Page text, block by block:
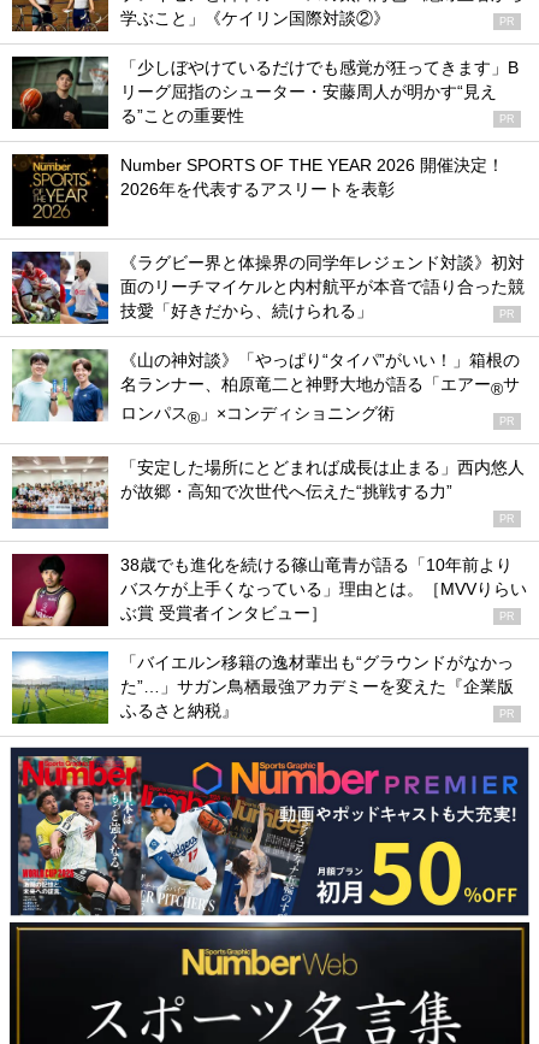
学ぶこと」《ケイリン国際対談②》
PR
「少しぼやけているだけでも感覚が狂ってきます」B
リーグ屈指のシューター・安藤周人が明かす“見え
る”ことの重要性
PR
Number SPORTS OF THE YEAR 2026 開催決定！
2026年を代表するアスリートを表彰
《ラグビー界と体操界の同学年レジェンド対談》初対
面のリーチマイケルと内村航平が本音で語り合った競
技愛「好きだから、続けられる」
PR
《山の神対談》「やっぱり“タイパ”がいい！」箱根の
名ランナー、柏原竜二と神野大地が語る「エアー®サ
ロンパス® 」×コンディショニング術 PR
「安定した場所にとどまれば成長は止まる」西内悠人
が故郷・高知で次世代へ伝えた“挑戦する力”
PR
38歳でも進化を続ける篠山竜青が語る「10年前より
バスケが上手くなっている」理由とは。［MVVりらい
ぶ賞 受賞者インタビュー］
PR
「バイエルン移籍の逸材輩出も“グラウンドがなかっ
た”…」サガン鳥栖最強アカデミーを変えた『企業版
ふるさと納税』
PR